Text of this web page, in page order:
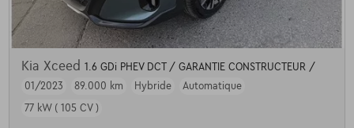
Kia Xceed 1.6 GDi PHEV DCT / GARANTIE CONSTRUCTEUR /
01/2023
89.000 km Hybride
Automatique
77 kW ( 105 CV )